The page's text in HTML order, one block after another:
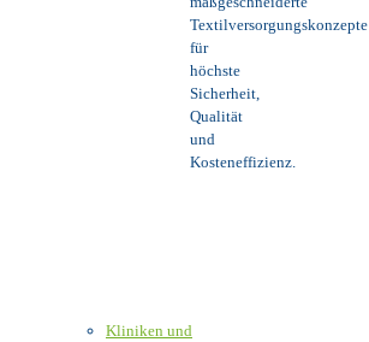
Textilversorgungskonzepte
für
höchste
Sicherheit,
Qualität
und
Kosteneffizienz.
Kliniken und